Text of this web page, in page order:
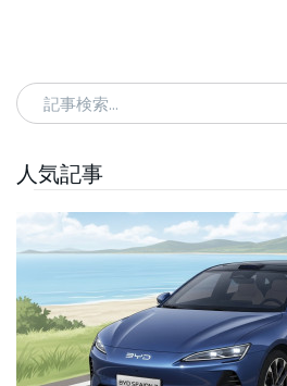
記事検索
人気記事